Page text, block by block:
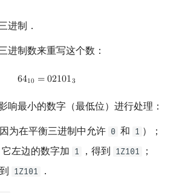
法
Farey 序列
进制．
进制数来重写这个数：
6410 = 021013
6410=021013
响最小的数字（最低位）进行处理：
为在平衡三进制中允许 0 和 1 ）；
它左边的数字加 1 ，得到 1Z101 ；
1Z101 ．